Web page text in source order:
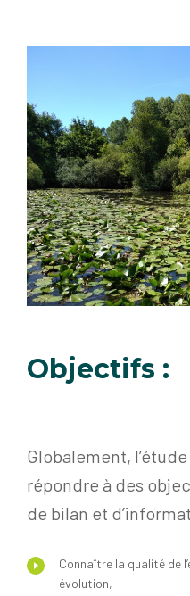
Objectifs :
Globalement,
répondre à des
de bilan et
Connaître la qualité de
évolution,